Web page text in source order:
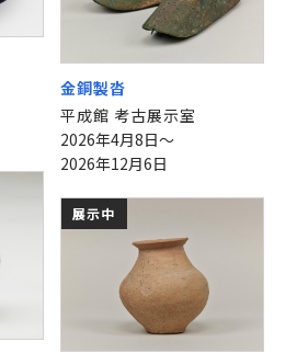
金銅製沓
平成館 考古展示室
2026年4月8日～
2026年12月6日
展示中